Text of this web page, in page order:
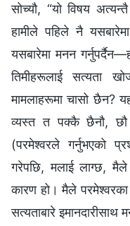
सोच्यौ, “यो विषय
हामीले पहिले नै
यसबारेमा मनन
तिमीहरूलाई सत्यता
मामलाहरूमा चासो छैन?
व्यस्त त पक्‍कै छैनौ, छौ
(परमेश्‍वरले गर्नुभएको
गरेपछि, मलाई लाग्छ,
कारण हो। मैले
सत्यताबारे